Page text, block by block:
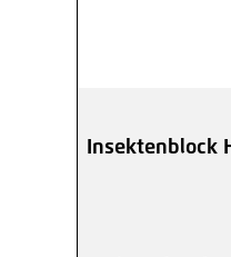
Insektenblock